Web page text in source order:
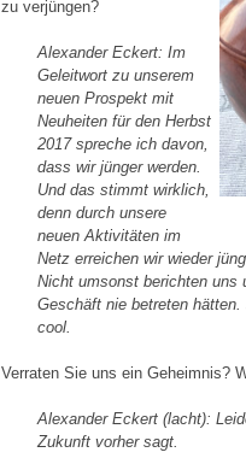
zu verjüngen?
Alexander Eckert: Im
Geleitwort zu unserem
neuen Prospekt mit
Neuheiten für den Herbst
2017 spreche ich davon,
dass wir jünger werden.
Und das stimmt wirklich,
denn durch unsere
neuen Aktivitäten im
Netz erreichen wir wieder
Nicht umsonst berichten uns
Geschäft nie betreten
cool.
Verraten Sie uns ein Geheimnis?
Alexander Eckert (lacht):
Zukunft vorher sagt.